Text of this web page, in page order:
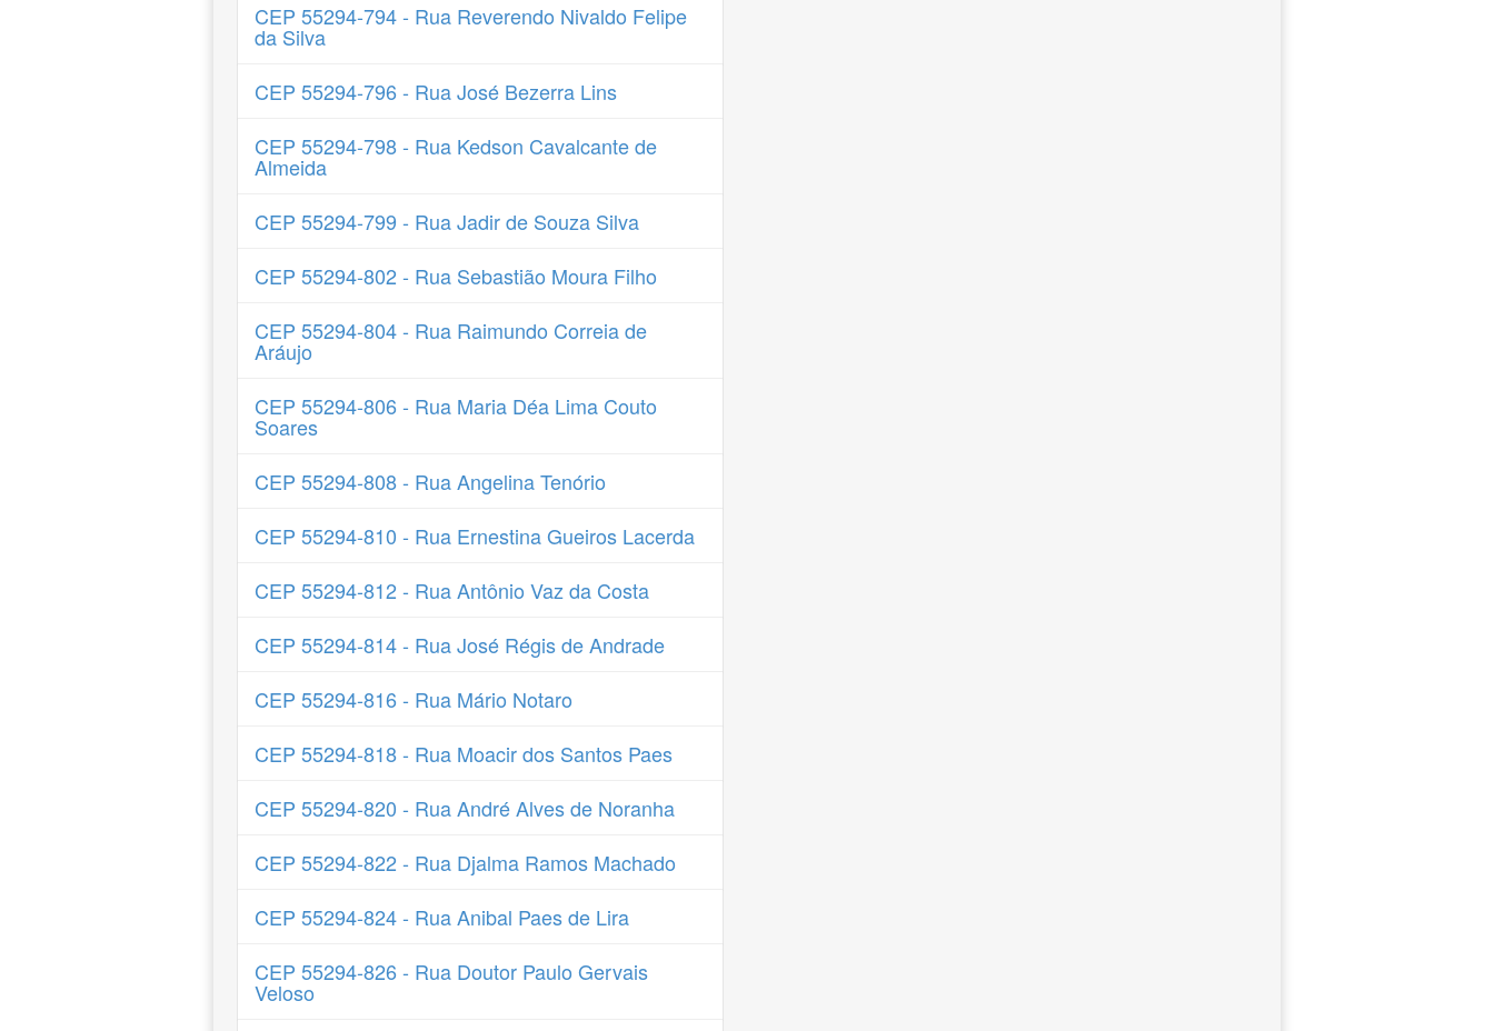
CEP 55294-794 - Rua Reverendo Nivaldo Felipe
da Silva
CEP 55294-796 - Rua José Bezerra Lins
CEP 55294-798 - Rua Kedson Cavalcante de
Almeida
CEP 55294-799 - Rua Jadir de Souza Silva
CEP 55294-802 - Rua Sebastião Moura Filho
CEP 55294-804 - Rua Raimundo Correia de
Aráujo
CEP 55294-806 - Rua Maria Déa Lima Couto
Soares
CEP 55294-808 - Rua Angelina Tenório
CEP 55294-810 - Rua Ernestina Gueiros Lacerda
CEP 55294-812 - Rua Antônio Vaz da Costa
CEP 55294-814 - Rua José Régis de Andrade
CEP 55294-816 - Rua Mário Notaro
CEP 55294-818 - Rua Moacir dos Santos Paes
CEP 55294-820 - Rua André Alves de Noranha
CEP 55294-822 - Rua Djalma Ramos Machado
CEP 55294-824 - Rua Anibal Paes de Lira
CEP 55294-826 - Rua Doutor Paulo Gervais
Veloso